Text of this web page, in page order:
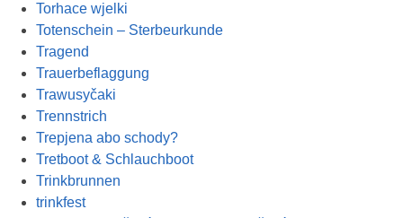
Torhace wjelki
Totenschein – Sterbeurkunde
Tragend
Trauerbeflaggung
Trawusyčaki
Trennstrich
Trepjena abo schody?
Tretboot & Schlauchboot
Trinkbrunnen
trinkfest